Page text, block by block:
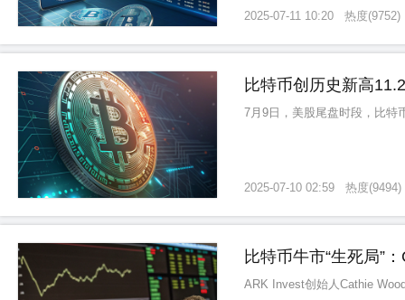
2025-07-11 10:20 热度(9752)
比特币创历史新高
7月9日，美股尾盘时段，比特
2025-07-10 02:59 热度(9494)
比特币牛市“生死局”
ARK Invest创始人Cathie